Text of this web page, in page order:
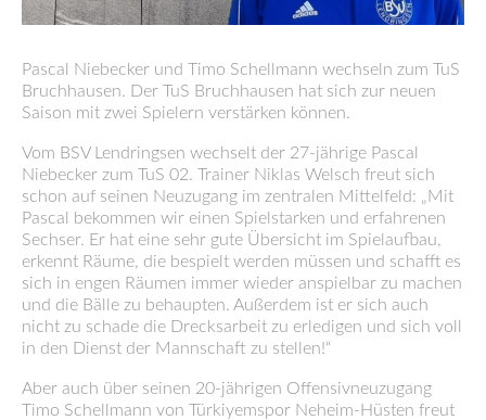
Pascal Niebecker und Timo Schellmann wechseln zum TuS
Bruchhausen. Der TuS Bruchhausen hat sich zur neuen
Saison mit zwei Spielern verstärken können.
Vom BSV Lendringsen wechselt der 27-jährige Pascal
Niebecker zum TuS 02. Trainer Niklas Welsch freut sich
schon auf seinen Neuzugang im zentralen Mittelfeld: „Mit
Pascal bekommen wir einen Spielstarken und erfahrenen
Sechser. Er hat eine sehr gute Übersicht im Spielaufbau,
erkennt Räume, die bespielt werden müssen und schafft es
sich in engen Räumen immer wieder anspielbar zu machen
und die Bälle zu behaupten. Außerdem ist er sich auch
nicht zu schade die Drecksarbeit zu erledigen und sich voll
in den Dienst der Mannschaft zu stellen!“
Aber auch über seinen 20-jährigen Offensivneuzugang
Timo Schellmann von Türkiyemspor Neheim-Hüsten freut